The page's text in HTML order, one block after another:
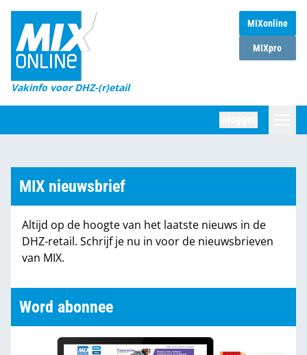
MIXonline
MIXpro
Vakinfo voor DHZ-(r)etail
Home
Magazines
DHZ Sessie
Marktcijfers
Partners
MIX nieuwsbrief
Altijd op de hoogte van het laatste nieuws in de
DHZ-retail. Schrijf je nu in voor de nieuwsbrieven
van MIX.
Word abonnee